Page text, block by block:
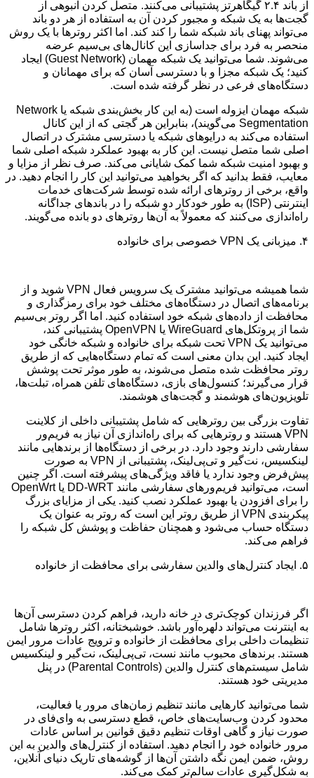
از باند ۲.۴ گیگاهرتز پشتیبانی می‌کنند. متصل کردن انبوهی از
گجت‌ها به یک شبکه و مجبور کردن آن به استفاده از هر دو باند
می‌تواند پهنای باند شبکه شما را کند کند. اما اکثر روترها با یک روش
منحصر به فرد برای جداسازی این کانال‌های بی‌سیم عرضه
می‌شوند. شما می‌توانید یک شبکه مهمان (Guest Network) ایجاد
کنید؛ یک شبکه مجزا و با دسترسی آسان که برای مهمانان و
دستگاه‌های فرعی در نظر گرفته شده است.
شبکه مهمان ایزوله است (به این کار بخش‌بندی شبکه یا Network
Segmentation می‌گویند)، بنابراین هر گجتی که از این کانال
استفاده می‌کند به درایوهای شبکه یا دسترسی مشترک در اتصال
اصلی شما متصل نیست. این کار به بهبود عملکرد شبکه اصلی شما
و بهبود امنیت شبکه شما کمک شایانی می‌کند. صرف نظر از مزایا و
معایب، فقط بدانید که اگر بخواهید می‌توانید این کار را انجام دهید. در
واقع، برخی از روترهای ارائه شده توسط شرکت‌های خدمات
اینترنتی (ISP) به طور خودکار دو شبکه را در باندهای جداگانه
راه‌اندازی می‌کنند که معمولاً به آن‌ها روترهای دو بانده می‌گویند.
۴. میزبانی یک VPN خصوصی برای خانواده
شما همیشه می‌توانید مشترک یک سرویس فعال VPN شوید و از
برنامه‌های اتصال در دستگاه‌های مختلف خود برای رمزگذاری و
محافظت از داده‌های شبکه خود استفاده کنید. اما اگر روتر بی‌سیم
شما از پروتکل‌های WireGuard یا OpenVPN پشتیبانی کند،
می‌توانید یک VPN تحت شبکه برای خانواده و شبکه خانگی خود
ایجاد کنید. این بدان معنی است که تمام دستگاه‌هایی که از طریق
روتر محافظت شده متصل می‌شوند، به طور موثر تحت پوشش
قرار می‌گیرند؛ کنسول‌های بازی، دستگاه‌های تلفن همراه، تبلت‌ها،
تلویزیون‌های هوشمند و گجت‌های هوشمند.
تفاوت بزرگی بین روترهایی که شامل پشتیبانی داخلی از کلاینت
VPN هستند و روترهایی که برای راه‌اندازی آن نیاز به فریم‌ور
سفارشی دارند وجود دارد. در برخی از دستگاه‌ها از برندهایی مانند
لینکسیس، نت‌گیر و تی‌پی‌لینک، پشتیبانی از VPN به صورت
پیش‌فرض وجود ندارد یا فاقد ویژگی‌های پیشرفته است. اگر چنین
است، می‌توانید فریم‌ورهای سفارشی مانند DD-WRT یا OpenWrt
را برای افزودن یا بهبود عملکرد نصب کنید. یکی از مزایای بزرگ
پیکربندی VPN از طریق روتر این است که روتر به عنوان یک
دستگاه حساب می‌شود و همچنان حفاظت و پوشش کل شبکه را
فراهم می‌کند.
۵. ایجاد کنترل‌های والدین سفارشی برای محافظت از خانواده
اگر فرزندان کوچک‌تری در خانه دارید، فراهم کردن دسترسی آن‌ها
به اینترنت می‌تواند دلهره‌آور باشد. خوشبختانه، اکثر روترها شامل
تنظیمات داخلی برای محافظت از خانواده و ترویج عادات مرور ایمن
هستند. برندهای محبوب مانند نست، تی‌پی‌لینک، نت‌گیر و لینکسیس
شامل سیستم‌های کنترل والدین (Parental Controls) در پنل
مدیریتی خود هستند.
شما می‌توانید کارهایی مانند تنظیم زمان‌های مرور یا فعالیت،
محدود کردن وب‌سایت‌های خاص، قطع دسترسی به وای‌فای در
صورت نیاز و گاهی اوقات تنظیم دقیق قوانین بر اساس عادات
مرور خانواده خود را انجام دهید. استفاده از کنترل‌های والدین به این
روش، ضمن ایمن نگه داشتن آن‌ها از گوشه‌های تاریک دنیای آنلاین،
به شکل‌گیری عادات سالم‌تر کمک می‌کند.